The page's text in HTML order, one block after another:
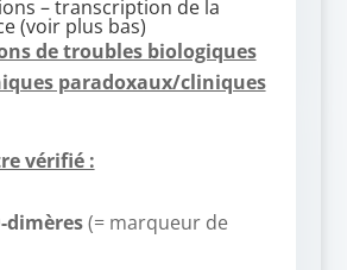
– transcription de la
(voir plus bas)
de troubles biologiques
paradoxaux/cliniques–
vérifié :
dimères(= marqueur de